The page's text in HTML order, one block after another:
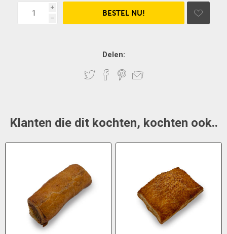
i
h
Delen:
Klanten die dit kochten, kochten ook..